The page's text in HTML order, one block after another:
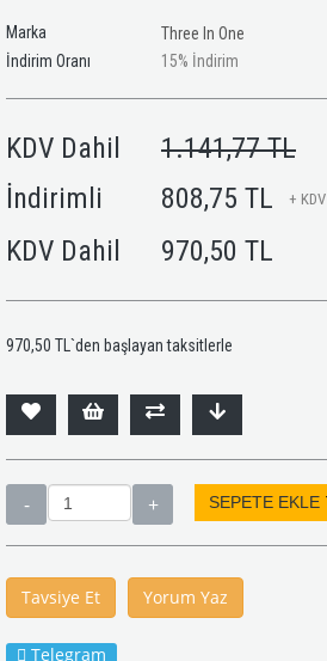
Marka
Three In One
İndirim Oranı
%
15 İndirim
KDV Dahil
1.141,77 TL
İndirimli
808,75 TL + KDV
KDV Dahil 970,50 TL
970,50 TL `den başlayan taksitlerle
Tavsiye Et Yorum Yaz
Telegram